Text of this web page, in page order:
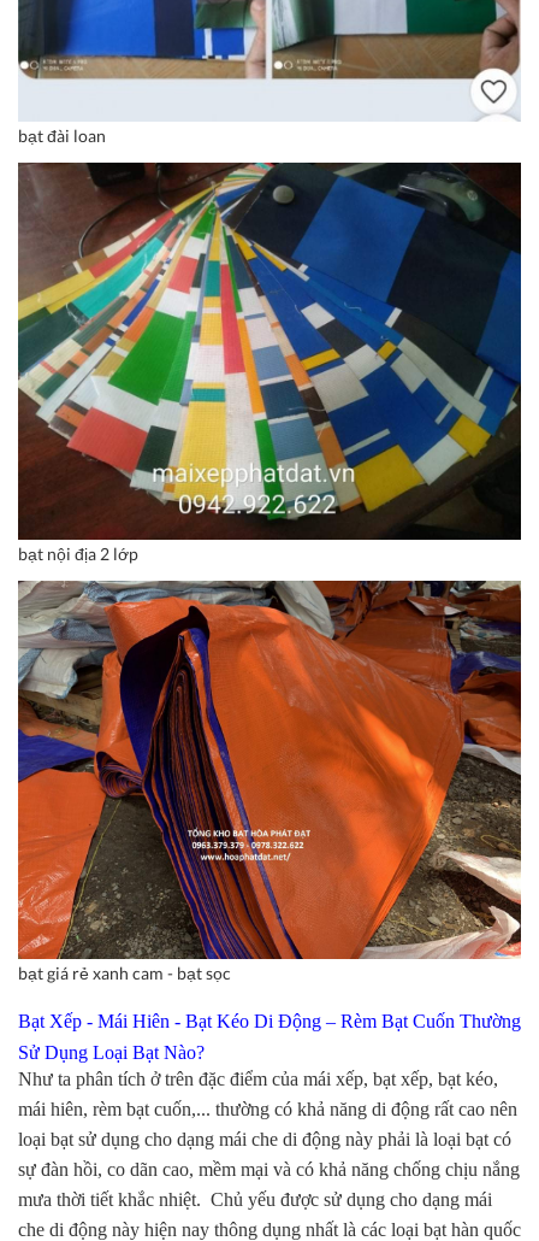
bạt đài loan
bạt nội địa 2 lớp
bạt giá rẻ xanh cam - bạt sọc
Bạt Xếp - Mái Hiên - Bạt Kéo Di Động – Rèm Bạt Cuốn Thường
Sử Dụng Loại Bạt Nào?
Như ta phân tích ở trên đặc điểm của mái xếp, bạt xếp, bạt kéo,
mái hiên, rèm bạt cuốn,... thường có khả năng di động rất cao nên
loại bạt sử dụng cho dạng mái che di động này phải là loại bạt có
sự đàn hồi, co dãn cao, mềm mại và có khả năng chống chịu nắng
mưa thời tiết khắc nhiệt. Chủ yếu được sử dụng cho dạng mái
che di động này hiện nay thông dụng nhất là các loại bạt hàn quốc